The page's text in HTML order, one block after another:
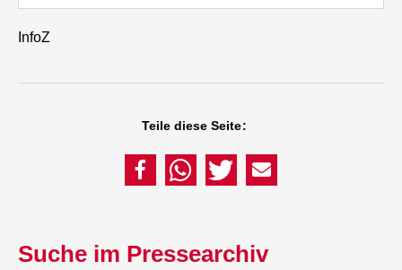
InfoZ
Teile diese Seite:
Suche im Pressearchiv